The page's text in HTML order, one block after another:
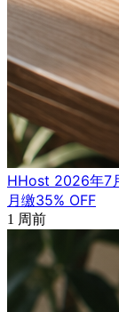
HHost 2026年7
月缴35% OFF
1 周前